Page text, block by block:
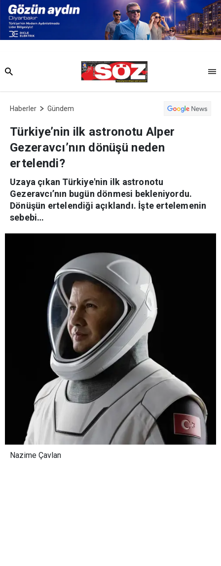
Haberler Gündem
Türkiye’nin ilk astronotu Alper
Gezeravcı’nın dönüşü neden
ertelendi?
Uzaya çıkan Türkiye'nin ilk astronotu
Gezeravcı’nın bugün dönmesi bekleniyordu.
Dönüşün ertelendiği açıklandı. İşte ertelemenin
sebebi…
Nazime Çavlan